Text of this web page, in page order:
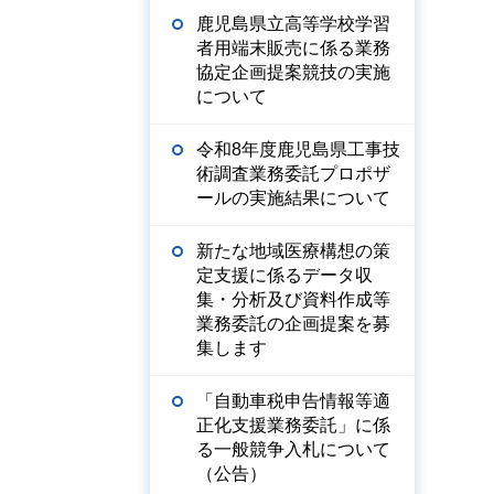
鹿児島県立高等学校学習
者用端末販売に係る業務
協定企画提案競技の実施
について
令和8年度鹿児島県工事技
術調査業務委託プロポザ
ールの実施結果について
新たな地域医療構想の策
定支援に係るデータ収
集・分析及び資料作成等
業務委託の企画提案を募
集します
「自動車税申告情報等適
正化支援業務委託」に係
る一般競争入札について
（公告）